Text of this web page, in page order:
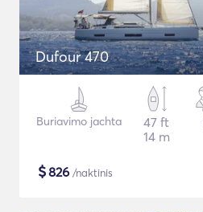
Dufour 470
Buriavimo jachta
47 ft
14 m
$826 /naktinis